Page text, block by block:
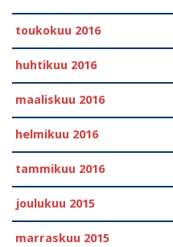
toukokuu 2016
huhtikuu 2016
maaliskuu 2016
helmikuu 2016
tammikuu 2016
joulukuu 2015
marraskuu 2015